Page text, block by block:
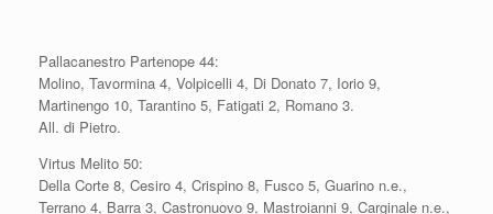
Pallacanestro Partenope 44:
Molino, Tavormina 4, Volpicelli 4, Di Donato 7, Iorio 9,
Martinengo 10, Tarantino 5, Fatigati 2, Romano 3.
All. di Pietro.
Virtus Melito 50:
Della Corte 8, Cesiro 4, Crispino 8, Fusco 5, Guarino n.e.,
Terrano 4, Barra 3, Castronuovo 9, Mastroianni 9, Carginale n.e.,